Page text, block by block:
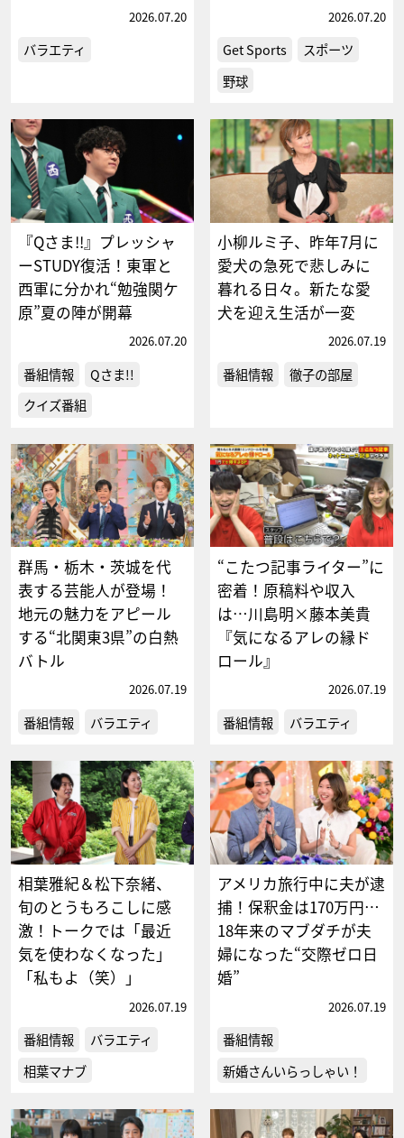
2026.07.20
バラエティ
2026.07.20
Get Sports
スポーツ
野球
『Qさま!!』プレッシャ
ーSTUDY復活！東軍と
西軍に分かれ“勉強関ケ
原”夏の陣が開幕
2026.07.20
番組情報
Qさま!!
クイズ番組
小柳ルミ子、昨年7月に
愛犬の急死で悲しみに
暮れる日々。新たな愛
犬を迎え生活が一変
2026.07.19
番組情報 徹子の部屋
群馬・栃木・茨城を代
表する芸能人が登場！
地元の魅力をアピール
する“北関東3県”の白熱
バトル
2026.07.19
番組情報 バラエティ
“こたつ記事ライター”に
密着！原稿料や収入
は…川島明×藤本美貴
『気になるアレの縁ド
ロール』
2026.07.19
番組情報 バラエティ
相葉雅紀＆松下奈緒、
旬のとうもろこしに感
激！トークでは「最近
気を使わなくなった」
「私もよ（笑）」
2026.07.19
番組情報
バラエティ
相葉マナブ
アメリカ旅行中に夫が逮
捕！保釈金は170万円…
18年来のマブダチが夫
婦になった“交際ゼロ日
婚”
2026.07.19
番組情報
新婚さんいらっしゃい！